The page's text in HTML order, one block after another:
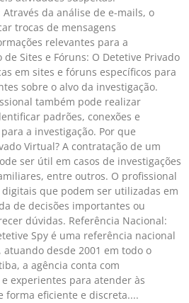
da análise de e-mails, o
trocas de mensagens
relevantes para a
Sites e Fóruns: O Detetive Privado
em sites e fóruns específicos para
sobre o alvo da investigação.
também pode realizar
padrões, conexões e
a investigação. Por que
Virtual? A contratação de um
ser útil em casos de investigações
entre outros. O profissional
que podem ser utilizadas em
de decisões importantes ou
dúvidas. Referência Nacional:
Spy é uma referência nacional
desde 2001 em todo o
a agência conta com
experientes para atender às
forma eficiente e discreta.